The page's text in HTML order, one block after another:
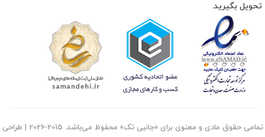
تحویل بگیرید.
تمامی حقوق مادی و معنوی برای «جانبی تک» محفوظ می‌باشد. 2015-2026 | طراحی